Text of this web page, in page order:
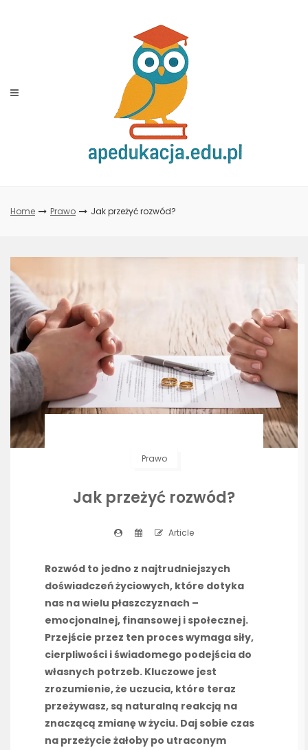
Home Prawo Jak przeżyć rozwód?
Prawo
Jak przeżyć rozwód?
Article
Rozwód to jedno z najtrudniejszych
doświadczeń życiowych, które dotyka
nas na wielu płaszczyznach –
emocjonalnej, finansowej i społecznej.
Przejście przez ten proces wymaga siły,
cierpliwości i świadomego podejścia do
własnych potrzeb. Kluczowe jest
zrozumienie, że uczucia, które teraz
przeżywasz, są naturalną reakcją na
znaczącą zmianę w życiu. Daj sobie czas
na przeżycie żałoby po utraconym